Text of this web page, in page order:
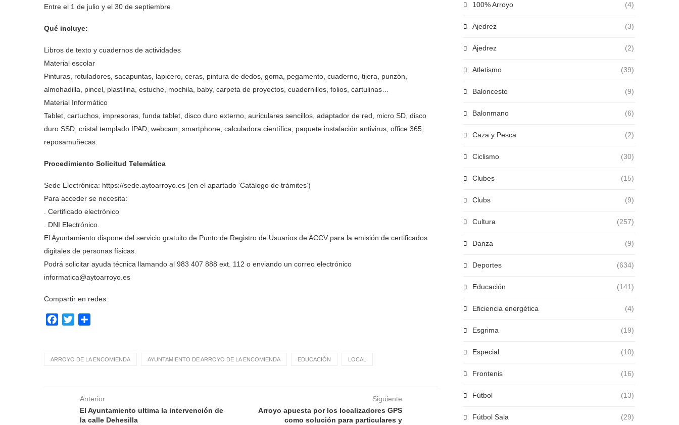
Entre el 1 de julio y el 30 de septiembre
Qué incluye:
Libros de texto y cuadernos de actividades
Material escolar
Pinturas, rotuladores, sacapuntas, lapicero, ceras, pintura de dedos, goma, pegamento, cuaderno, tijera, punzón,
almohadilla, pincel, plastilina, estuche, mochila, baby, carpeta de proyectos, cuadernillos, folios, cartulinas…
Material Informático
Tablet, cartuchos, impresoras, funda tablet, disco duro externo, auriculares sencillos, adaptador de red, micro SD, disco
duro SSD, cristal templado IPAD, webcam, smartphone, calculadora científica, paquete instalación antivirus, office 365,
reposamuñecas.
Procedimiento Solicitud Telemática
Sede Electrónica: https://sede.aytoarroyo.es (en el apartado ‘Catálogo de trámites’)
Para acceder se necesita:
. Certificado electrónico
. DNI Electrónico.
El Ayuntamiento dispone del servicio gratuito de Punto de Registro de Usuarios de ACCV para la emisión de certificados
digitales de personas físicas.
Podrá solicitar ayuda técnica llamando al 983 407 888 ext. 112 o enviando un correo electrónico
informatica@aytoarroyo.es
Compartir en redes:
Facebook
Twitter
ARROYO DE LA ENCOMIENDA AYUNTAMIENTO DE ARROYO DE LA ENCOMIENDA EDUCACIÓN LOCAL
Anterior
El Ayuntamiento ultima la intervención de
la calle Dehesilla
Siguiente
Arroyo apuesta por los localizadores GPS
como solución para particulares y
100% Arroyo (4)
Ajedrez (3)
Ajedrez (2)
Atletismo (39)
Baloncesto (9)
Balonmano (6)
Caza y Pesca (2)
Ciclismo (30)
Clubes (15)
Clubs (9)
Cultura (257)
Danza (9)
Deportes (634)
Educación (141)
Eficiencia energética (4)
Esgrima (19)
Especial (10)
Frontenis (16)
Fútbol (13)
Fútbol Sala (29)